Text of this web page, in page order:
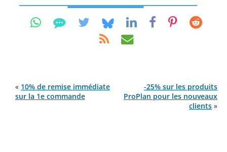
« 10% de remise immédiate
sur la 1e commande
-25% sur les produits
ProPlan pour les nouveaux
clients »